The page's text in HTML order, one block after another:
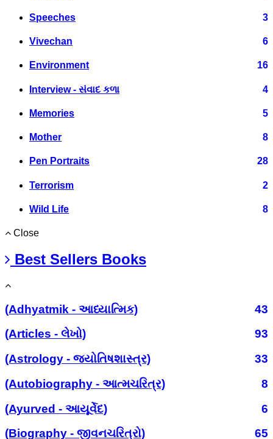
Speeches 3
Vivechan 6
Environment 16
Interview - સંવાદ કળા 4
Memories 5
Mother 8
Pen Portraits 28
Terrorism 2
Wild Life 8
Close
Best Sellers Books
(Adhyatmik - આધ્યાત્મિક)
43
(Articles - લેખો)
93
(Astrology - જ્યોતિષશાસ્ત્ર)
33
(Autobiography - આત્મચરિત્ર)
8
(Ayurved - આયૂર્વેદ)
6
(Biography - જીવનચરિત્રો)
65